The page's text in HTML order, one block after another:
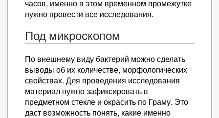
часов, именно в этом временном промежутке
нужно провести все исследования.
Под микроскопом
По внешнему виду бактерий можно сделать
выводы об их количестве, морфологических
свойствах. Для проведения исследования
материал нужно зафиксировать в
предметном стекле и окрасить по Граму. Это
даст возможность понять, какие именно